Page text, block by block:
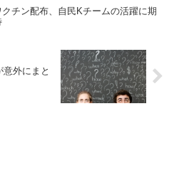
クチン配布、自民Kチームの活躍に期
外にまと